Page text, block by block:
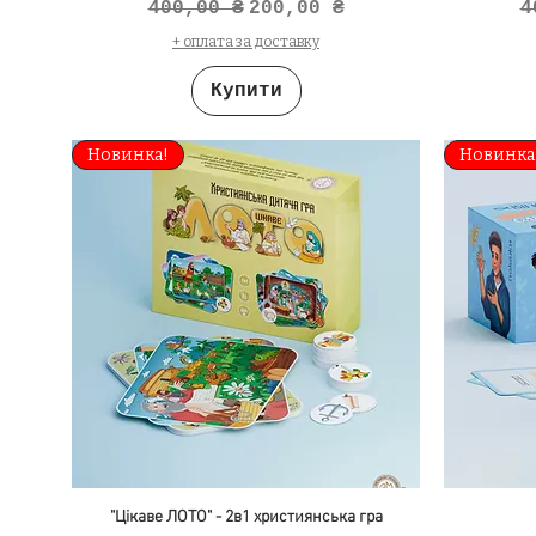
Звичайна ціна
400,00 ₴ За розпродажем
200,00 ₴
+ оплата за доставку
Купити
Новинка!
"Цікаве ЛОТО" - 2в1 християнська гра